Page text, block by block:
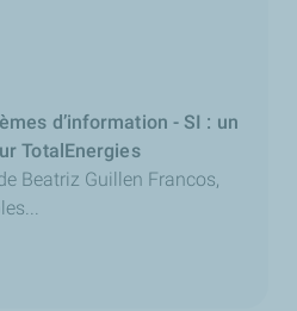
d’information - SI : un
TotalEnergies
Beatriz Guillen Francos,